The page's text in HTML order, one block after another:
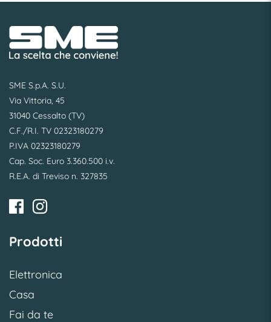
SME S.p.A. S.U.
Via Vittoria, 45
31040 Cessalto (TV)
C.F./R.I. TV 02323180279
P.IVA 02323180279
Cap. Soc. Euro 3.360.500 i.v.
R.E.A. di Treviso n. 327835
Prodotti
Elettronica
Casa
Fai da te